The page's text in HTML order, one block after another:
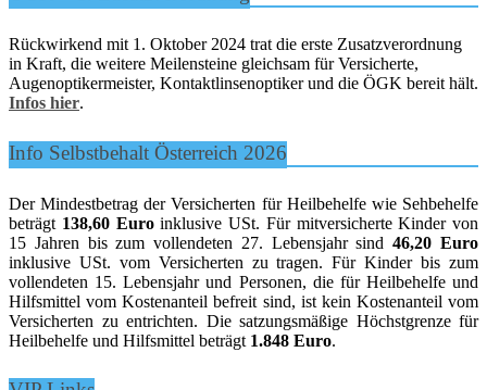
Rückwirkend mit 1. Oktober 2024 trat die erste Zusatzverordnung
in Kraft, die weitere Meilensteine gleichsam für Versicherte,
Augenoptikermeister, Kontaktlinsenoptiker und die ÖGK bereit hält.
Infos hier.
Info Selbstbehalt Österreich 2026
Der Mindestbetrag der Versicherten für Heilbehelfe wie Sehbehelfe
beträgt 138,60 Euroinklusive USt. Für mitversicherte Kinder von
15 Jahren bis zum vollendeten 27. Lebensjahr sind46,20 Euro
inklusive USt. vom Versicherten zu tragen. Für Kinder bis zum
vollendeten 15. Lebensjahr und Personen, die für Heilbehelfe und
Hilfsmittel vom Kostenanteil befreit sind, ist kein Kostenanteil vom
Versicherten zu entrichten. Die satzungsmäßige Höchstgrenze für
Heilbehelfe und Hilfsmittel beträgt 1.848 Euro.